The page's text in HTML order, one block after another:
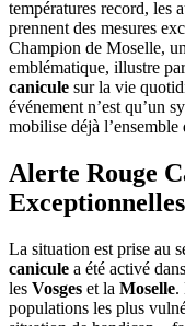
températures record, les
prennent des mesures
Champion de Moselle,
emblématique, illustre
canicule sur la vie
événement n’est qu’un
mobilise déjà
Alerte Rouge
La situation est prise au
canicule a été activé
les Vosges et la Moselle.
populations les plus